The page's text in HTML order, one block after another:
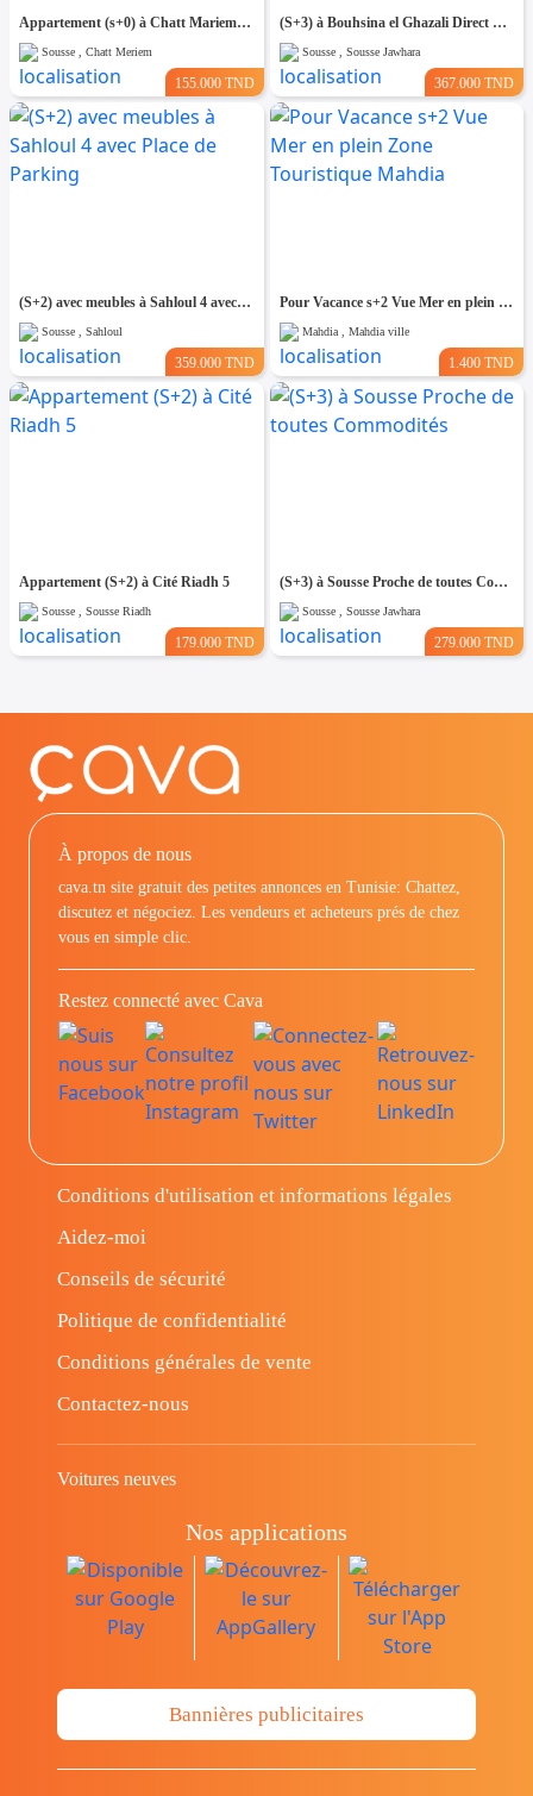
Appartement (s+0) à Chatt Mariem Prés de la mer
Sousse , Chatt Meriem
155.000 TND
(S+3) à Bouhsina el Ghazali Direct Promoteur
Sousse , Sousse Jawhara
367.000 TND
(S+2) avec meubles à Sahloul 4 avec Place de Parking
Sousse , Sahloul
359.000 TND
Pour Vacance s+2 Vue Mer en plein Zone Touristique Mahdia
Mahdia , Mahdia ville
1.400 TND
Appartement (S+2) à Cité Riadh 5
Sousse , Sousse Riadh
179.000 TND
(S+3) à Sousse Proche de toutes Commodités
Sousse , Sousse Jawhara
279.000 TND
À propos de nous
cava.tn site gratuit des petites annonces en Tunisie: Chattez,
discutez et négociez. Les vendeurs et acheteurs prés de chez
vous en simple clic.
Restez connecté avec Cava
Conditions d'utilisation et informations légales
Aidez-moi
Conseils de sécurité
Politique de confidentialité
Conditions générales de vente
Contactez-nous
Voitures neuves
Nos applications
Bannières publicitaires